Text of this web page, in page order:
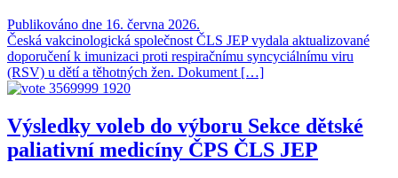
Publikováno dne 16. června 2026.
Česká vakcinologická společnost ČLS JEP vydala aktualizované
doporučení k imunizaci proti respiračnímu syncyciálnímu viru
(RSV) u dětí a těhotných žen. Dokument […]
Výsledky voleb do výboru Sekce dětské
paliativní medicíny ČPS ČLS JEP